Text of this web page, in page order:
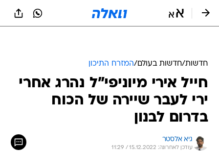
חדשות/חדשות בעולם/המזרח התיכון
חייל אירי מיוניפי"ל נהרג אחרי
ירי לעבר שיירה של הכוח
בדרום לבנון
גיא אלסטר
עודכן לאחרונה: 15.12.2022 / 11:29